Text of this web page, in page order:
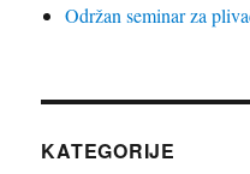
Održan seminar za
KATEGORIJE